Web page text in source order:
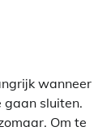
wanneer
gaan sluiten.
Om te